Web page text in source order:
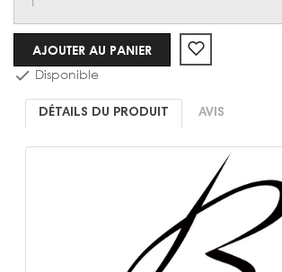
AJOUTER AU PANIER
 Disponible
DÉTAILS DU PRODUIT AVIS